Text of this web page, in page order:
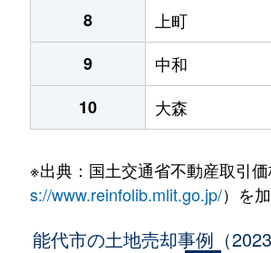
8
上町
9
中和
10
大森
※出典：国土交通省不動産取引
s://www.reinfolib.mlit.go.jp/）を
能代市の土地売却事例（2023